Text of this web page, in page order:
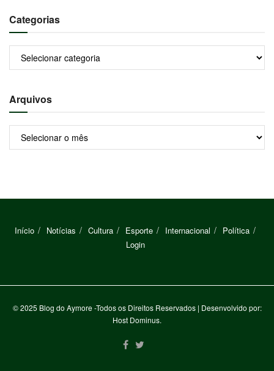
Categorias
Categorias
Arquivos
Arquivos
Início Notícias Cultura Esporte Internacional
Política
Login
© 2025 Blog do Aymore-Todos os Direitos Reservados | Desenvolvido por:
Host Dominus.